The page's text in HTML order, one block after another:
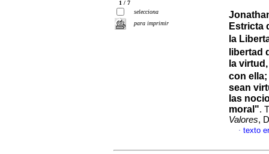
1 / 7
selecciona
para imprimir
Estricta
la
libertad
la
con
sean
las
moral".
Valores,
· texto